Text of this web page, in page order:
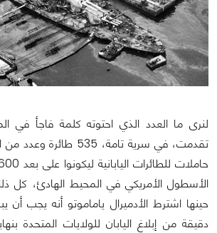
لنرى ما العدد الذي احتوته كلمة فاجأ في
الأسطول الأمريكي في المحيط الهادئ، كل
حينها اشترط الأدميرال ياماموتو أنه يجب أن
دقيقة من إبلاغ اليابان للولايات المتحدة